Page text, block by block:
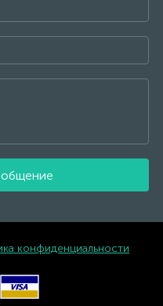
конфиденциальности